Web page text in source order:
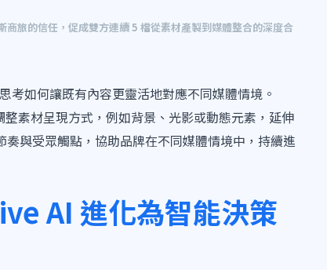
旅的信任，促成雙方連續 5 檔從素材產製到媒體整合的深度合
考如何讓既有內容更靈活地對應不同媒體情境。
素材呈現方式，例如背景、光影或動態元素，延伸
與受眾觸點，協助品牌在不同媒體情境中，持續進
AI 進化為智能決策